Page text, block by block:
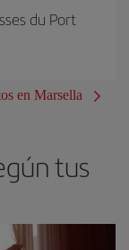
du Port
en Marsella
tus